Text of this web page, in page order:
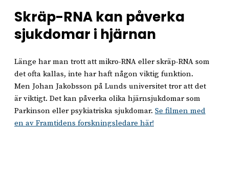
Skräp-RNA kan påverka
sjukdomar i hjärnan
Länge har man trott att mikro-RNA eller skräp-RNA som
det ofta kallas, inte har haft någon viktig funktion.
Men Johan Jakobsson på Lunds universitet tror att det
är viktigt. Det kan påverka olika hjärnsjukdomar som
Parkinson eller psykiatriska sjukdomar. Se filmen med
en av Framtidens forskningsledare här!